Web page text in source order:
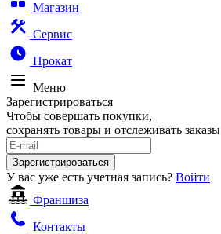
Магазин
Сервис
Прокат
Меню
Зарегистрироваться
Чтобы совершать покупки,
сохранять товары и отслеживать заказы
Зарегистрироваться
У вас уже есть учетная запись? Войти
Франшиза
Контакты